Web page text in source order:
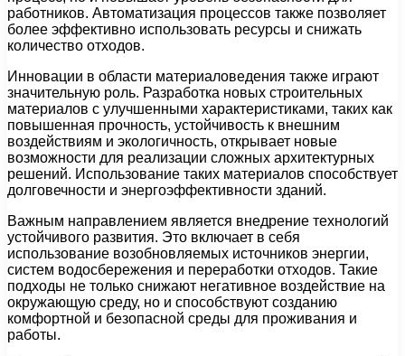
работников. Автоматизация процессов также позволяет
более эффективно использовать ресурсы и снижать
количество отходов.
Инновации в области материаловедения также играют
значительную роль. Разработка новых строительных
материалов с улучшенными характеристиками, таких как
повышенная прочность, устойчивость к внешним
воздействиям и экологичность, открывает новые
возможности для реализации сложных архитектурных
решений. Использование таких материалов способствует
долговечности и энергоэффективности зданий.
Важным направлением является внедрение технологий
устойчивого развития. Это включает в себя
использование возобновляемых источников энергии,
систем водосбережения и переработки отходов. Такие
подходы не только снижают негативное воздействие на
окружающую среду, но и способствуют созданию
комфортной и безопасной среды для проживания и
работы.